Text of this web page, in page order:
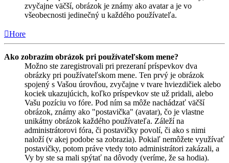
zvyčajne väčší, obrázok je známy ako avatar a je vo
všeobecnosti jedinečný u každého používateľa.
Hore
Ako zobrazím obrázok pri používateľskom mene?
Možno ste zaregistrovali pri prezeraní príspevkov dva
obrázky pri používateľskom mene. Ten prvý je obrázok
spojený s Vašou úrovňou, zvyčajne v tvare hviezdičiek alebo
kociek ukazujúcich, koľko príspevkov ste už pridali, alebo
Vašu pozíciu vo fóre. Pod ním sa môže nachádzať väčší
obrázok, známy ako "postavička" (avatar), čo je vlastne
unikátny obrázok každého používateľa. Záleží na
administrátorovi fóra, či postavičky povolí, či ako s nimi
naloží (v akej podobe sa zobrazia). Pokiaľ nemôžete využívať
postavičky, potom práve vtedy toto administrátori zakázali, a
Vy by ste sa mali spýtať na dôvody (veríme, že sa hodia).